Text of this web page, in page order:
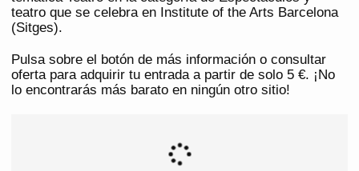
teatro que se celebra en Institute of the Arts Barcelona
(Sitges).
Pulsa sobre el botón de más información o consultar
oferta para adquirir tu entrada a partir de solo 5 €. ¡No
lo encontrarás más barato en ningún otro sitio!